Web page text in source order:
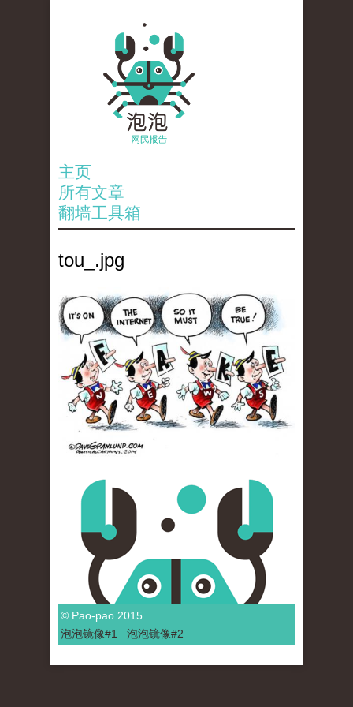
主页
所有文章
翻墙工具箱
tou_.jpg
© Pao-pao 2015
泡泡镜像#1 泡泡镜像#2